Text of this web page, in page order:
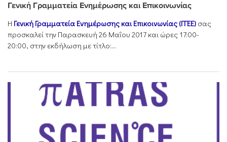
Γενική Γραμματεία Ενημέρωσης και Επικοινωνίας
Η Γενική Γραμματεία Ενημέρωσης και Επικοινωνίας (ΓΓΕΕ) σας
προσκαλεί την Παρασκευή 26 Μαΐου 2017 και ώρες 17:00-
20:00, στην εκδήλωση με τίτλο:...